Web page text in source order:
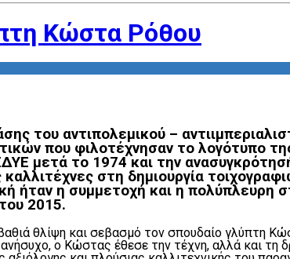
Κώστα Ρόθου
του αντιπολεμικού –
που φιλοτέχνησαν το λογότυπο
μετά το 1974 και την
στη δημιουργία
ήταν η συμμετοχή και η
2015.
θλίψη και σεβασμό τον σπουδαίο γλύπτη
ο Κώστας έθεσε την τέχνη, αλλά και τη